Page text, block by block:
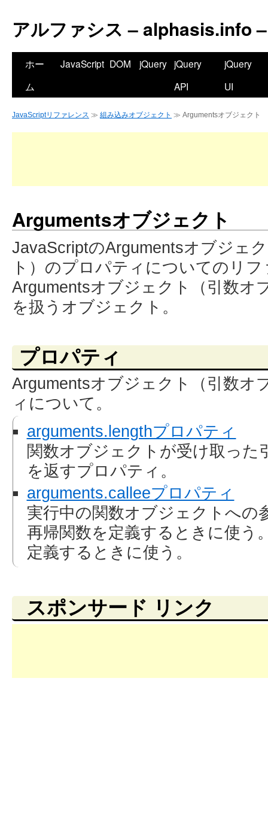
アルファシス – alphasis.info –
ホー
ム
JavaScript DOM jQuery jQuery
API
jQuery
UI
JavaScriptリファレンス ≫ 組み込みオブジェクト ≫ Argumentsオブジェクト
Argumentsオブジェクト
JavaScriptのArgumentsオブジェ
ト）のプロパティについてのリ
Argumentsオブジェクト（引数オ
を扱うオブジェクト。
プロパティ
Argumentsオブジェクト（引数オ
ィについて。
arguments.lengthプロパティ
関数オブジェクトが受け取った
を返すプロパティ。
arguments.calleeプロパティ
実行中の関数オブジェクトへの
再帰関数を定義するときに使う
定義するときに使う。
スポンサード リンク